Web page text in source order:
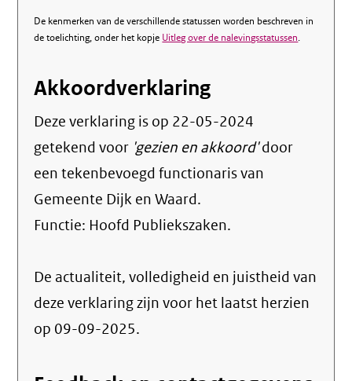
De kenmerken van de verschillende statussen worden beschreven in
de toelichting, onder het kopje Uitleg over de nalevingsstatussen.
Akkoordverklaring
Deze verklaring is op 22-05-2024
getekend voor 'gezien en akkoord'door
een tekenbevoegd functionaris van
Gemeente Dijk en Waard.
Functie: Hoofd Publiekszaken.
De actualiteit, volledigheid en juistheid van
deze verklaring zijn voor het laatst herzien
op 09-09-2025.